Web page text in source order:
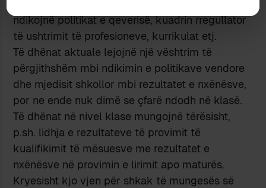
ndikojnë politikat e qeverisë, kuadrin rregullator
të ushtrimit të profesioneve, kurrikulat etj.
Të dhënat aktuale lejojnë një vështrim të
përgjithshëm mbi ndikimin e politikave vendore
dhe mjedisit shkollor mbi rezultatet e nxënësve,
por ne ende nuk dimë se çfarë ndodh në klasë.
Të dhënat në nivel klase mungojnë tërësisht,
p.sh. lidhja e rezultateve të provimit të
kualifikimit të mësuesve me rezultatet e
nxënësve në provimin e lirimit apo maturës.
Kryesisht kjo vjen për shkak të mungesës së